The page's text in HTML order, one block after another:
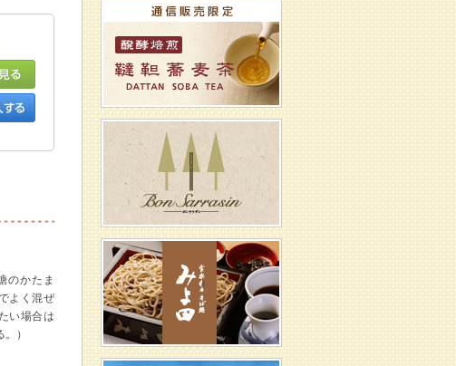
のかたま
よく混ぜ
い場合は
）